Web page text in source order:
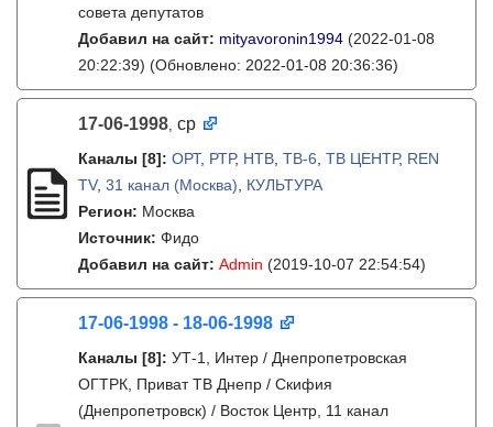
совета депутатов
Добавил на сайт: mityavoronin1994 (2022-01-08
20:22:39) (Обновлено: 2022-01-08 20:36:36)
17-06-1998, ср
Каналы [8]: ОРТ, РТР, НТВ ТВ-6 ТВ ЦЕНТР, REN
TV, 31 канал (Москва)
КУЛЬТУРА
Регион: Москва
Источник: Фидо
Добавил на сайт: Admin (2019-10-07 22:54:54)
17-06-1998 - 18-06-1998
Каналы [8]: УТ-1, Интер / Днепропетровская
ОГТРК, Приват ТВ Днепр / Скифия
(Днепропетровск) / Восток Центр, 11 канал